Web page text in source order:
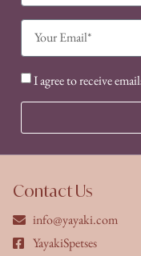
I agree to receive
Contact Us
info@yayaki.com
YayakiSpetses